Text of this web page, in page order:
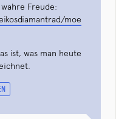
Freude:
moe
ist, was man heute